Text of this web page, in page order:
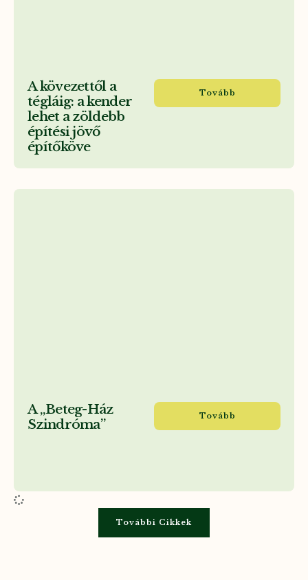
A kövezettől a
tégláig: a kender
lehet a zöldebb
építési jövő
építőköve
Tovább
A „Beteg-Ház
Szindróma”
Tovább
További Cikkek